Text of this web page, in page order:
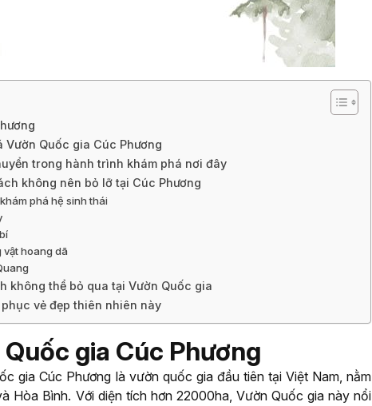
Vườn Quốc gia Cúc Phương
trong hành trình khám phá nơi đây
không nên bỏ lỡ tại Cúc Phương
phá hệ sinh thái
vật hoang dã
không thể bỏ qua tại Vườn Quốc gia
vẻ đẹp thiên nhiên này
gia Cúc Phương
gia Cúc Phương là vườn quốc gia đầu tiên tại Việt Nam, nằm
Hòa Bình. Với diện tích hơn 22000ha, Vườn Quốc gia này nổi